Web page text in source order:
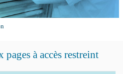
à accès restreint